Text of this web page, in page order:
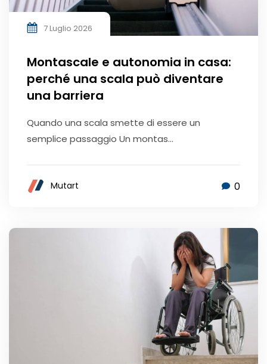
7 Luglio 2026
Montascale e autonomia in casa:
perché una scala può diventare
una barriera
Quando una scala smette di essere un
semplice passaggio Un montas...
Mutart 0